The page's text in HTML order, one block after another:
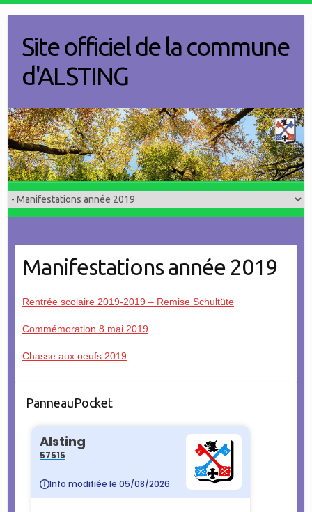
contentSite officiel de la commune
d'ALSTING
Manifestations année 2019
Rentrée scolaire 2019-2019 – Remise Schultüte
Commémoration 8 mai 2019
Chasse aux oeufs 2019
PanneauPocket